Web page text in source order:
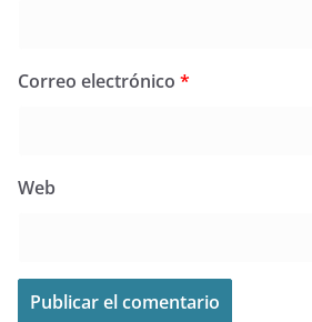
Correo electrónico *
Web